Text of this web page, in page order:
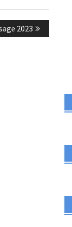
2023